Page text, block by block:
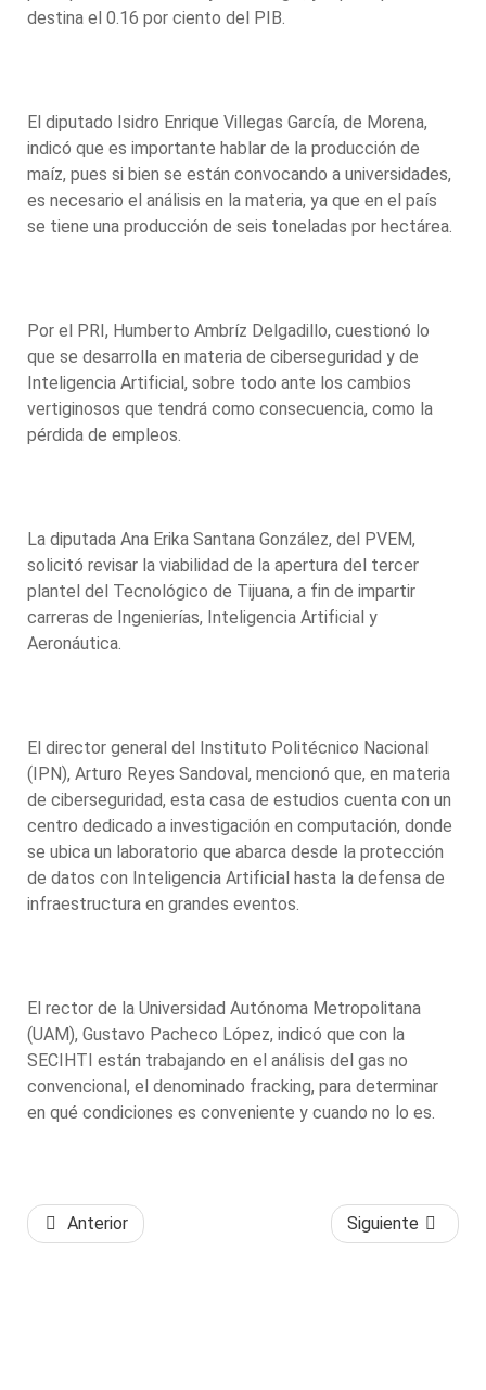
destina el 0.16 por ciento del PIB.
El diputado Isidro Enrique Villegas García, de Morena,
indicó que es importante hablar de la producción de
maíz, pues si bien se están convocando a universidades,
es necesario el análisis en la materia, ya que en el país
se tiene una producción de seis toneladas por hectárea.
Por el PRI, Humberto Ambríz Delgadillo, cuestionó lo
que se desarrolla en materia de ciberseguridad y de
Inteligencia Artificial, sobre todo ante los cambios
vertiginosos que tendrá como consecuencia, como la
pérdida de empleos.
La diputada Ana Erika Santana González, del PVEM,
solicitó revisar la viabilidad de la apertura del tercer
plantel del Tecnológico de Tijuana, a fin de impartir
carreras de Ingenierías, Inteligencia Artificial y
Aeronáutica.
El director general del Instituto Politécnico Nacional
(IPN), Arturo Reyes Sandoval, mencionó que, en materia
de ciberseguridad, esta casa de estudios cuenta con un
centro dedicado a investigación en computación, donde
se ubica un laboratorio que abarca desde la protección
de datos con Inteligencia Artificial hasta la defensa de
infraestructura en grandes eventos.
El rector de la Universidad Autónoma Metropolitana
(UAM), Gustavo Pacheco López, indicó que con la
SECIHTI están trabajando en el análisis del gas no
convencional, el denominado fracking, para determinar
en qué condiciones es conveniente y cuando no lo es.
Anterior Siguiente